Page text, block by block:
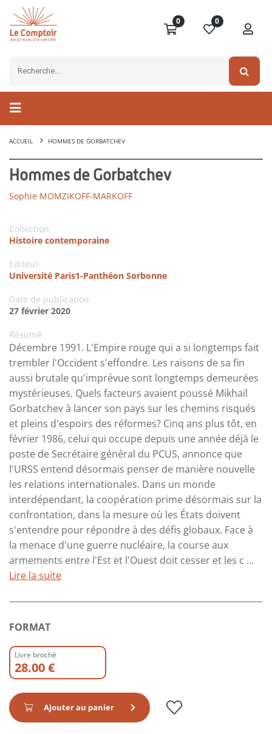
0 0
ACCUEIL HOMMES DE GORBATCHEV
Hommes de Gorbatchev
Sophie MOMZIKOFF-MARKOFF
Collection
Histoire contemporaine
Editeur
Université Paris1-Panthéon Sorbonne
Date de publication
27 février 2020
Résumé
Décembre 1991. L'Empire rouge qui a si longtemps fait
trembler l'Occident s'effondre. Les raisons de sa fin
aussi brutale qu'imprévue sont longtemps demeurées
mystérieuses. Quels facteurs avaient poussé Mikhaïl
Gorbatchev à lancer son pays sur les chemins risqués
et pleins d'espoirs des réformes? Cinq ans plus tôt, en
février 1986, celui qui occupe depuis une année déjà le
poste de Secrétaire général du PCUS, annonce que
l'URSS entend désormais penser de manière nouvelle
les relations internationales. Dans un monde
interdépendant, la coopération prime désormais sur la
confrontation, dans la mesure où les États doivent
s'entendre pour répondre à des défis globaux. Face à
la menace d'une guerre nucléaire, la course aux
armements entre l'Est et l'Ouest doit cesser et les c ...
Lire la suite
FORMAT
Livre broché
28.00 €
Ajouter au panier